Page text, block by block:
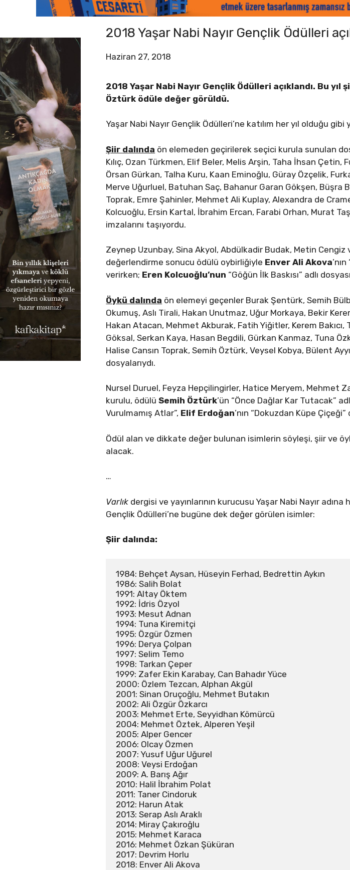
2018 Yaşar Nabi Nayır Gençlik Ödülleri
Haziran 27, 2018
2018 Yaşar Nabi Nayır Gençlik Ödülleri açıklandı. Bu
Öztürk ödüle değer görüldü.
Yaşar Nabi Nayır Gençlik Ödülleri’ne katılım her yıl olduğu
Şiir dalında ön elemeden geçirilerek seçici kurula sunulan
Kılıç, Ozan Türkmen, Elif Beler, Melis Arşin, Taha İhsan
Örsan Gürkan, Talha Kuru, Kaan Eminoğlu, Güray Özçelik,
Merve Uğurluel, Batuhan Saç, Bahanur Garan Gökşen, Büşra
Toprak, Emre Şahinler, Mehmet Ali Kuplay, Alexandra de
Kolcuoğlu, Ersin Kartal, İbrahim Ercan, Farabi Orhan, Murat
imzalarını taşıyordu.
Zeynep Uzunbay, Sina Akyol, Abdülkadir Budak, Metin
değerlendirme sonucu ödülü oybirliğiyle Enver Ali Akova
verirken; Eren Kolcuoğlu’nun “Göğün İlk Baskısı” adlı
Öykü dalında ön elemeyi geçenler Burak Şentürk, Semih
Okumuş, Aslı Tirali, Hakan Unutmaz, Uğur Morkaya, Bekir
Hakan Atacan, Mehmet Akburak, Fatih Yiğitler, Kerem Bakıcı,
Göksal, Serkan Kaya, Hasan Begdili, Gürkan Kanmaz, Tuna
Halise Cansın Toprak, Semih Öztürk, Veysel Kobya, Bülent
dosyalarıydı.
Nursel Duruel, Feyza Hepçilingirler, Hatice Meryem, Mehmet
kurulu, ödülüSemih Öztürk’ün “Önce Dağlar Kar Tutacak”
Vurulmamış Atlar”, Elif Erdoğan’nın “Dokuzdan Küpe
Ödül alan ve dikkate değer bulunan isimlerin söyleşi, şiir ve
alacak.
…
Varlık dergisi ve yayınlarının kurucusu Yaşar Nabi Nayır
Gençlik Ödülleri’ne bugüne dek değer görülen isimler:
Şiir dalında:
1984: Behçet Aysan, Hüseyin Ferhad, Bedrettin Aykın
1986: Salih Bolat
1991: Altay Öktem
1992: İdris Özyol
1993: Mesut Adnan
1994: Tuna Kiremitçi
1995: Özgür Özmen
1996: Derya Çolpan
1997: Selim Temo
1998: Tarkan Çeper
1999: Zafer Ekin Karabay, Can Bahadır Yüce
2000: Özlem Tezcan, Alphan Akgül
2001: Sinan Oruçoğlu, Mehmet Butakın
2002: Ali Özgür Özkarcı
2003: Mehmet Erte, Seyyidhan Kömürcü
2004: Mehmet Öztek, Alperen Yeşil
2005: Alper Gencer
2006: Olcay Özmen
2007: Yusuf Uğur Uğurel
2008: Veysi Erdoğan
2009: A. Barış Ağır
2010: Halil İbrahim Polat
2011: Taner Cindoruk
2012: Harun Atak
2013: Serap Aslı Araklı
2014: Miray Çakıroğlu
2015: Mehmet Karaca
2016: Mehmet Özkan Şüküran
2017: Devrim Horlu
2018: Enver Ali Akova